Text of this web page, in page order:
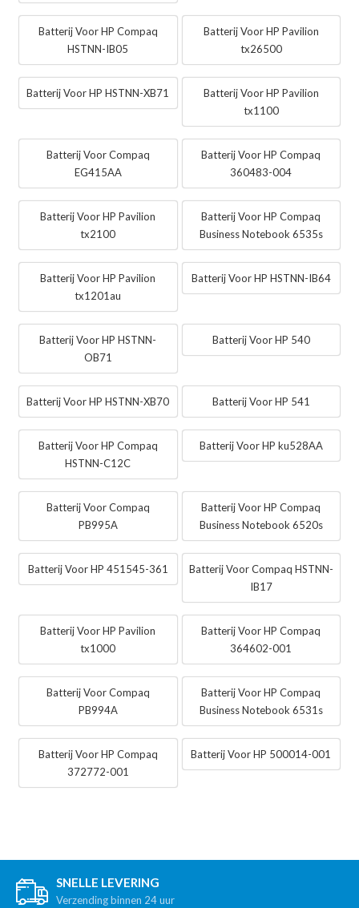
Batterij Voor HP Compaq
HSTNN-IB05
Batterij Voor HP Pavilion
tx26500
Batterij Voor HP HSTNN-XB71
Batterij Voor HP Pavilion
tx1100
Batterij Voor Compaq
EG415AA
Batterij Voor HP Compaq
360483-004
Batterij Voor HP Pavilion
tx2100
Batterij Voor HP Compaq
Business Notebook 6535s
Batterij Voor HP Pavilion
tx1201au
Batterij Voor HP HSTNN-IB64
Batterij Voor HP HSTNN-
OB71
Batterij Voor HP 540
Batterij Voor HP HSTNN-XB70 Batterij Voor HP 541
Batterij Voor HP Compaq
HSTNN-C12C
Batterij Voor HP ku528AA
Batterij Voor Compaq
PB995A
Batterij Voor HP Compaq
Business Notebook 6520s
Batterij Voor HP 451545-361
Batterij Voor Compaq HSTNN-
IB17
Batterij Voor HP Pavilion
tx1000
Batterij Voor HP Compaq
364602-001
Batterij Voor Compaq
PB994A
Batterij Voor HP Compaq
Business Notebook 6531s
Batterij Voor HP Compaq
372772-001
Batterij Voor HP 500014-001
SNELLE LEVERING
Verzending binnen 24 uur